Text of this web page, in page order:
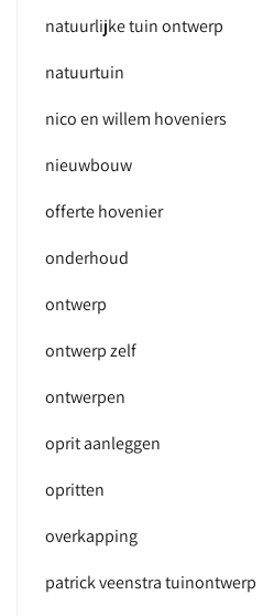
natuurlijke tuin ontwerp
natuurtuin
nico en willem hoveniers
nieuwbouw
offerte hovenier
onderhoud
ontwerp
ontwerp zelf
ontwerpen
oprit aanleggen
opritten
overkapping
patrick veenstra tuinontwerp